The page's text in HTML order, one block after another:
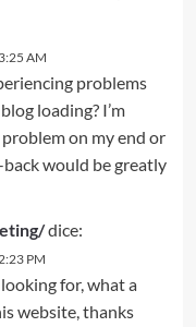
AM
problems
loading? I’m
on my end or
back would be greatly
dice:
PM
for, what a
website, thanks